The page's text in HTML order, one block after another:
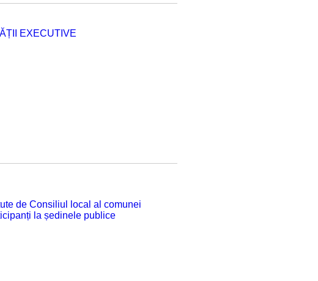
EXECUTIVE
de Consiliul local al comunei
la ședinele publice